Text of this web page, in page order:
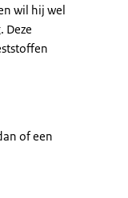
wil hij wel
Deze
of een